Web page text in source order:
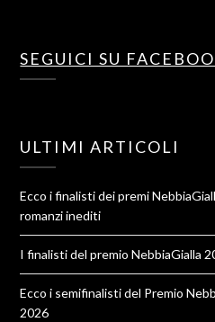
SEGUICI SU
ULTIMI ARTICOLI
Ecco i finalisti dei premi
romanzi inediti
I finalisti del premio NebbiaGialla
Ecco i semifinalisti del Premio
2026